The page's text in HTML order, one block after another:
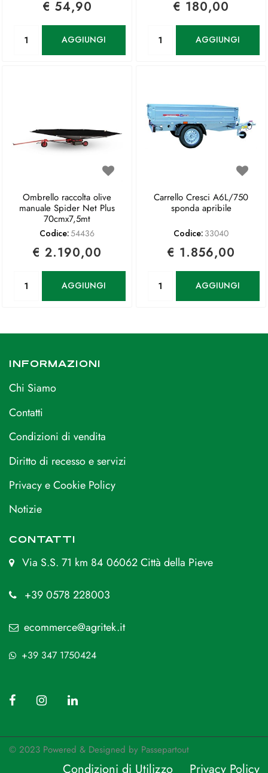
€ 54,90
AGGIUNGI
€ 180,00
AGGIUNGI
Ombrello raccolta olive
manuale Spider Net Plus
70cmx7,5mt
Codice:54436
€ 2.190,00
AGGIUNGI
Carrello Cresci A6L/750
sponda apribile
Codice: 33040
€ 1.856,00
AGGIUNGI
INFORMAZIONI
Chi Siamo
Contatti
Condizioni di vendita
Diritto di recesso e servizi
Privacy e Cookie Policy
Notizie
CONTATTI
Via S.S. 71 km 84 06062 Città della Pieve
+39 0578 228003
ecommerce@agritek.it
+39 347 1750424
© 2023 Powered & Designed by Passepartout
Condizioni di Utilizzo Privacy Policy